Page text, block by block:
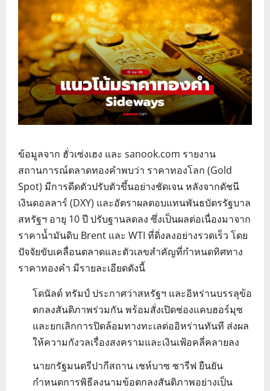
ข้อมูลจาก ฮั่วเซ่งเฮง และ sanook.com รายงาน
สถานการณ์ตลาดทองคำพบว่า ราคาทองโลก (Gold
Spot) มีการดีดตัวปรับตัวขึ้นอย่างชัดเจน หลังจากดัชนี
เงินดอลลาร์ (DXY) และอัตราผลตอบแทนพันธบัตรรัฐบาล
สหรัฐฯ อายุ 10 ปี ปรับฐานลดลง ซึ่งเป็นผลต่อเนื่องมาจาก
ราคาน้ำมันดิบ Brent และ WTI ที่ดิ่งลงอย่างรวดเร็ว โดย
ปัจจัยขับเคลื่อนตลาดและตัวเลขสำคัญที่กำหนดทิศทาง
ราคาทองคำ มีรายละเอียดดังนี้
โดนัลด์ ทรัมป์ ประกาศว่าสหรัฐฯ และอิหร่านบรรลุข้อ
ตกลงสันติภาพร่วมกัน พร้อมสั่งเปิดช่องแคบฮอร์มุซ
และยกเลิกการปิดล้อมทางทะเลต่ออิหร่านทันที ส่งผล
ให้ความกังวลเรื่องสงครามและเงินเฟ้อคลี่คลายลง
นายกรัฐมนตรีปากีสถาน เชห์บาซ ชารีฟ ยืนยัน
กำหนดการพิธีลงนามข้อตกลงสันติภาพอย่างเป็น